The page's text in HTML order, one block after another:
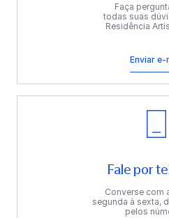
Faça
todas suas
Residência
Enviar e-
Fale por
Converse com
segunda à sexta,
pelos